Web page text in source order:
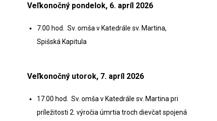
Veľkonočný pondelok, 6. apríl 2026
7.00 hod. Sv. omša v Katedrále sv. Martina,
Spišská Kapitula
Veľkonočný utorok, 7. apríl 2026
17.00 hod. Sv. omša v Katedrále sv. Martina pri
príležitosti 2. výročia úmrtia troch dievčat spojená